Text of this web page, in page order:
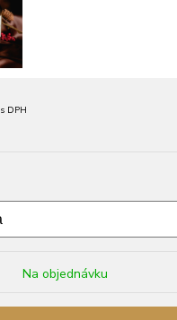
s DPH
Na objednávku